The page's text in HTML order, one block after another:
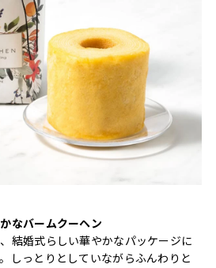
なバームクーヘン
結婚式らしい華やかなパッケージに
しっとりとしていながらふんわりと